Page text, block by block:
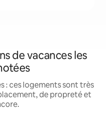
de vacances les
: ces logements sont très
de propreté et